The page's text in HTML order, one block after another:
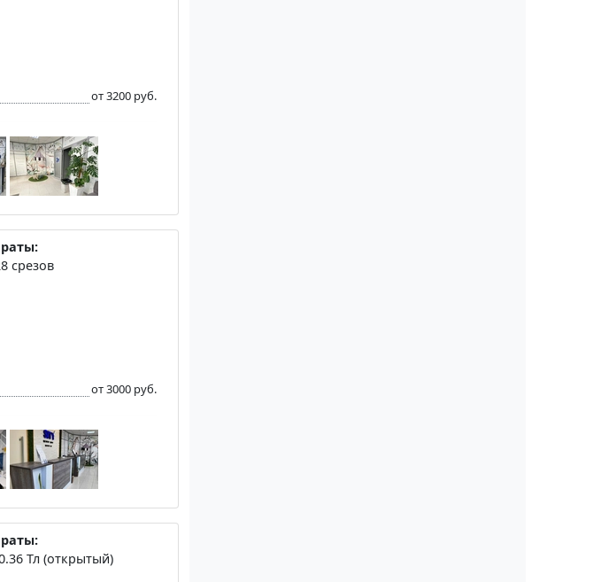
от 3200 руб.
срезов
от 3000 руб.
Тл (открытый)